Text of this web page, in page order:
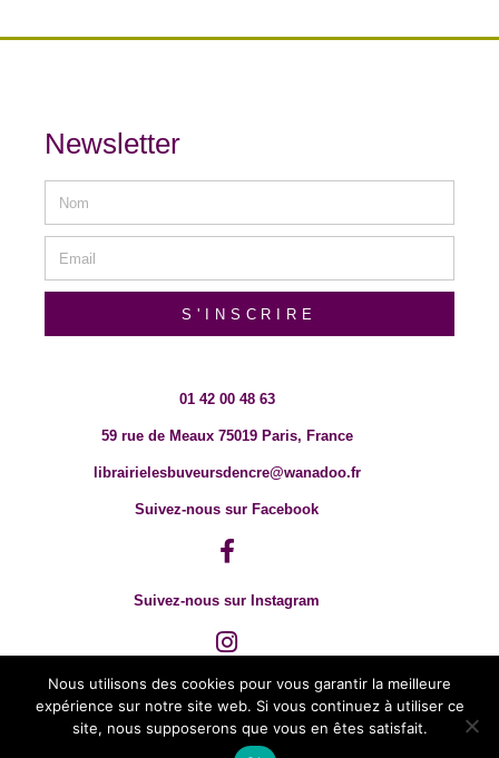
Newsletter
S'INSCRIRE
01 42 00 48 63
59 rue de Meaux 75019 Paris, France
librairielesbuveursdencre@wanadoo.fr
Suivez-nous sur Facebook
Suivez-nous sur Instagram
Nous utilisons des cookies pour vous garantir la meilleure
expérience sur notre site web. Si vous continuez à utiliser ce
site, nous supposerons que vous en êtes satisfait.